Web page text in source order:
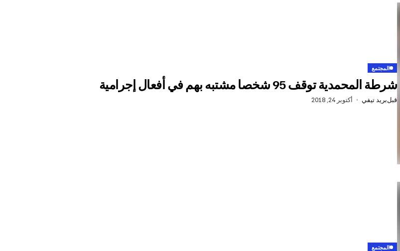
المجتمع
شرطة المحمدية توقف 95 شخصا مشتبه بهم في أفعال إجرامية
قبلبريد تيفي أكتوبر 24, 2018
المجتمع